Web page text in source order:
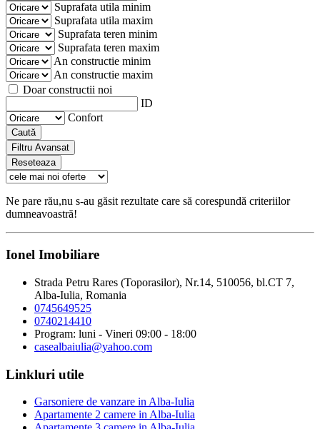
Suprafata utila minim
Suprafata utila maxim
Suprafata teren minim
Suprafata teren maxim
An constructie minim
An constructie maxim
Doar constructii noi
ID
Confort
Caută
Filtru Avansat
Reseteaza
Ne pare rău,nu s-au găsit rezultate care să corespundă criteriilor
dumneavoastră!
Ionel Imobiliare
Strada Petru Rares (Toporasilor), Nr.14, 510056, bl.CT 7,
Alba-Iulia, Romania
0745649525
0740214410
Program: luni - Vineri 09:00 - 18:00
casealbaiulia@yahoo.com
Linkluri utile
Garsoniere de vanzare in Alba-Iulia
Apartamente 2 camere in Alba-Iulia